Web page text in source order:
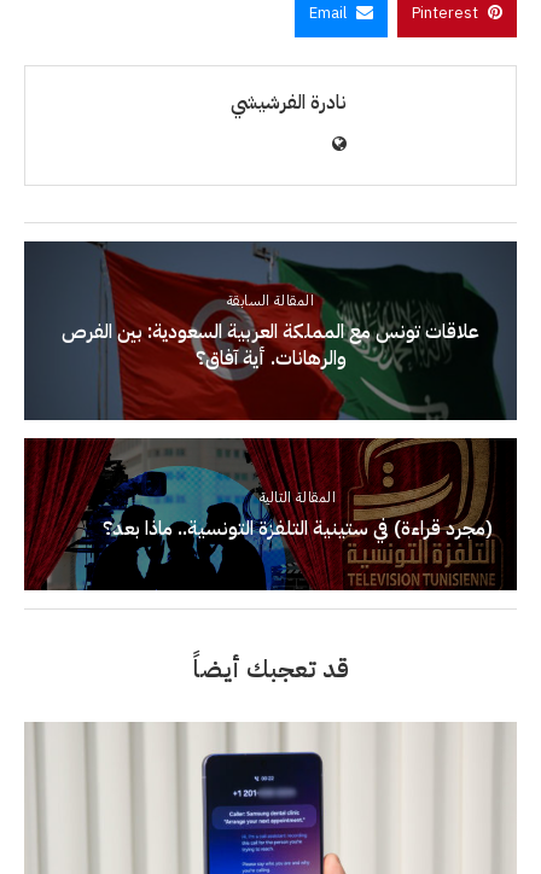
Pinterest
Email
نادرة الفرشيشي
المقالة السابقة
علاقات تونس مع المملكة العربية السعودية: بين الفرص
والرهانات. أية آفاق؟
المقالة التالية
(مجرد قراءة) في ستينية التلفزة التونسية.. ماذا بعد؟
قد تعجبك أيضاً